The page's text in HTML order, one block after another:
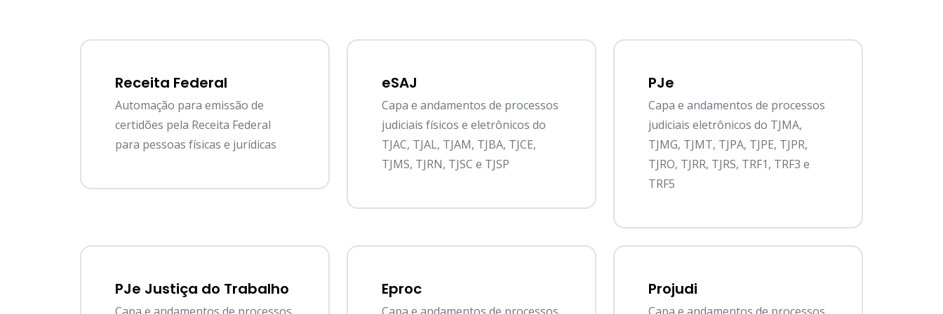
Receita Federal
Automação para emissão de
certidões pela Receita Federal
para pessoas físicas e jurídicas
eSAJ
Capa e andamentos de processos
judiciais físicos e eletrônicos do
TJAC, TJAL, TJAM, TJBA, TJCE,
TJMS, TJRN, TJSC e TJSP
PJe
Capa e andamentos de processos
judiciais eletrônicos do TJMA,
TJMG, TJMT, TJPA, TJPE, TJPR,
TJRO, TJRR, TJRS, TRF1, TRF3 e
TRF5
PJe Justiça do Trabalho
Capa e andamentos de processos
Eproc
Capa e andamentos de processos
Projudi
Capa e andamentos de processos